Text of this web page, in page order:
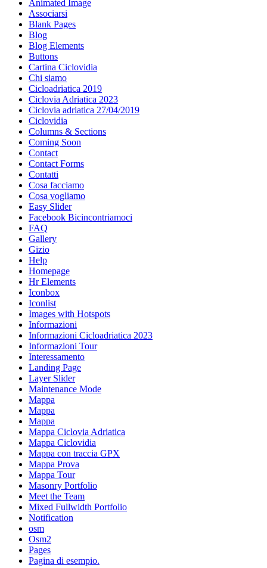
Animated Image
Associarsi
Blank Pages
Blog
Blog Elements
Buttons
Cartina Ciclovidia
Chi siamo
Cicloadriatica 2019
Ciclovia Adriatica 2023
Ciclovia adriatica 27/04/2019
Ciclovidia
Columns & Sections
Coming Soon
Contact
Contact Forms
Contatti
Cosa facciamo
Cosa vogliamo
Easy Slider
Facebook Bicincontriamoci
FAQ
Gallery
Gizio
Help
Homepage
Hr Elements
Iconbox
Iconlist
Images with Hotspots
Informazioni
Informazioni Cicloadriatica 2023
Informazioni Tour
Interessamento
Landing Page
Layer Slider
Maintenance Mode
Mappa
Mappa
Mappa
Mappa Ciclovia Adriatica
Mappa Ciclovidia
Mappa con traccia GPX
Mappa Prova
Mappa Tour
Masonry Portfolio
Meet the Team
Mixed Fullwidth Portfolio
Notification
osm
Osm2
Pages
Pagina di esempio.